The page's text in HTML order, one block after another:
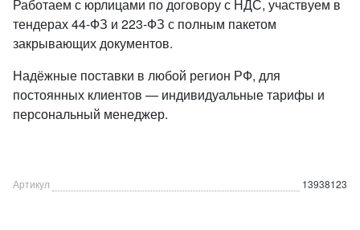
Работаем с юрлицами по договору с НДС, участвуем в
тендерах 44-ФЗ и 223-ФЗ с полным пакетом
закрывающих документов.
Надёжные поставки в любой регион РФ, для
постоянных клиентов — индивидуальные тарифы и
персональный менеджер.
Артикул 13938123